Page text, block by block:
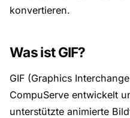
konvertieren.
Was ist GIF?
GIF (Graphics
CompuServe entwickelt
unterstützte animierte